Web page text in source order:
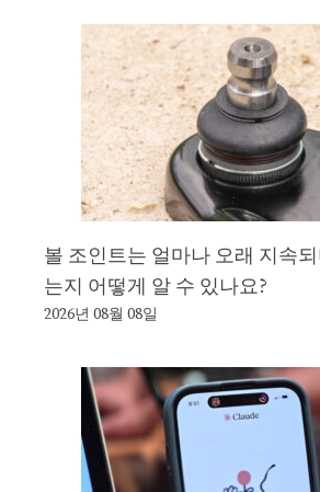
볼 조인트는 얼마나 오래 지속
는지 어떻게 알 수 있나요?
2026년 08월 08일